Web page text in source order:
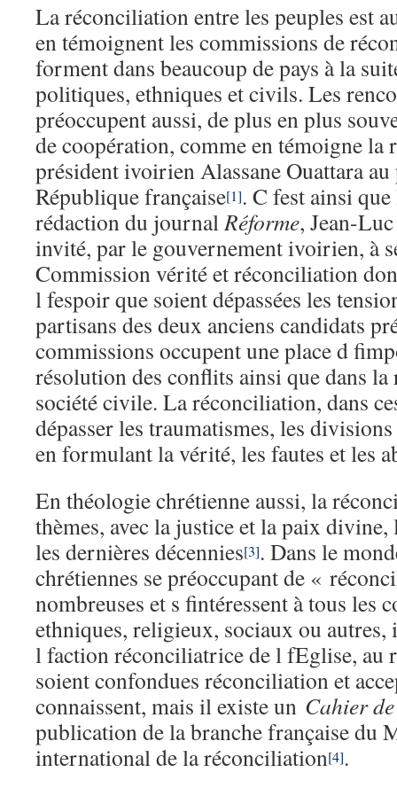
La réconciliation entre les peuples est
en témoignent les commissions de
forment dans beaucoup de pays à la
politiques, ethniques et civils. Les
préoccupent aussi, de plus en plus
de coopération, comme en témoigne la
président ivoirien Alassane Ouattara
République française[1]. C fest ainsi
rédaction du journalRéforme, Jean-
invité, par le gouvernement ivoirien, à
Commission vérité et réconciliation
l fespoir que soient dépassées les
partisans des deux anciens candidats
commissions occupent une place d
résolution des conflits ainsi que dans la
société civile. La réconciliation, dans
dépasser les traumatismes, les
en formulant la vérité, les fautes et les
En théologie chrétienne aussi, la
thèmes, avec la justice et la paix divine,
les dernières décennies[3]. Dans le
chrétiennes se préoccupant de «
nombreuses et s fintéressent à tous les
ethniques, religieux, sociaux ou
l faction réconciliatrice de l fEglise, au
soient confondues réconciliation et
connaissent, mais il existe un Cahier
publication de la branche française du
international de la réconciliation[4].